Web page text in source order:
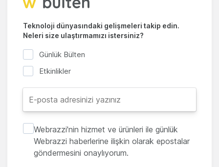
Teknoloji dünyasındaki gelişmeleri takip edin.
Neleri size ulaştırmamızı istersiniz?
Günlük Bülten
Etkinlikler
Webrazzi'nin hizmet ve ürünleri ile günlük
Webrazzi haberlerine ilişkin olarak epostalar
göndermesini onaylıyorum.